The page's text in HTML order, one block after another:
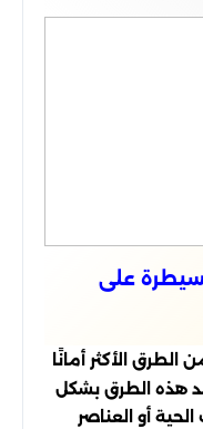
على
الطرق الأكثر أمانًا
هذه الطرق بشكل
أو العناصر